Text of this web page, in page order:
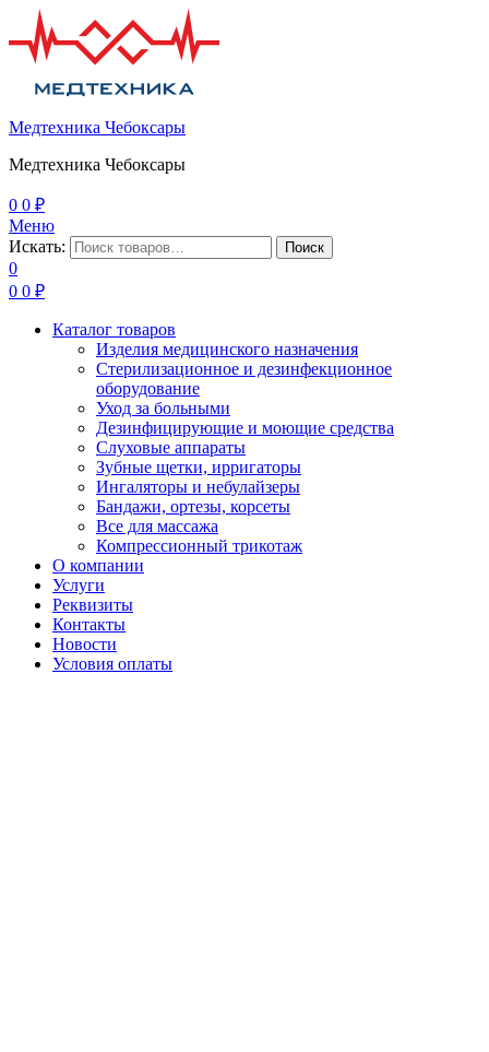
Медтехника Чебоксары
Медтехника Чебоксары
0 0 ₽
Меню
Искать:
Поиск
0
0 0 ₽
Каталог товаров
Изделия медицинского назначения
Стерилизационное и дезинфекционное
оборудование
Уход за больными
Дезинфицирующие и моющие средства
Слуховые аппараты
Зубные щетки, ирригаторы
Ингаляторы и небулайзеры
Бандажи, ортезы, корсеты
Все для массажа
Компрессионный трикотаж
О компании
Услуги
Реквизиты
Контакты
Новости
Условия оплаты